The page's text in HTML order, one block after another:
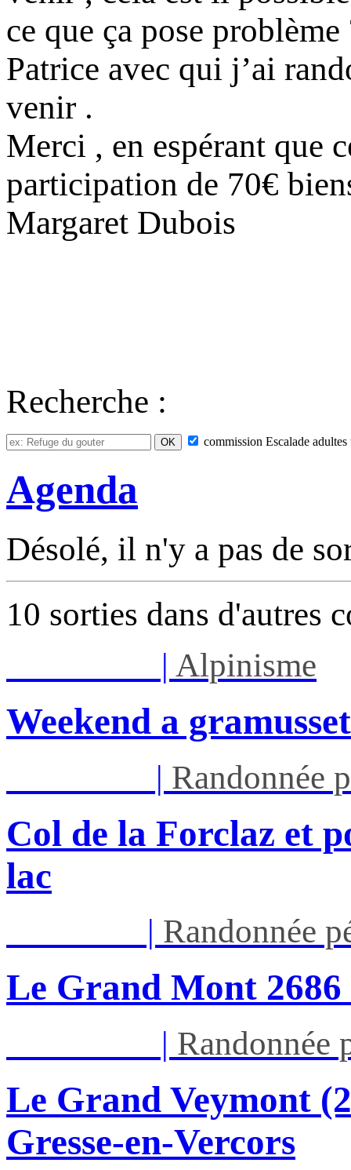
ce que ça pose problème
Patrice avec qui j’ai
venir .
Merci , en espérant que
participation de 70€
Margaret Dubois
Recherche :
commission Escalade adultes
Agenda
Désolé, il n'y a pas de
10 sorties dans d'autres
| Alpinisme
Weekend a gramusset
| Randonnée
Col de la Forclaz et
lac
| Randonnée
Le Grand Mont
| Randonnée
Le Grand Veymont
Gresse-en-Vercors